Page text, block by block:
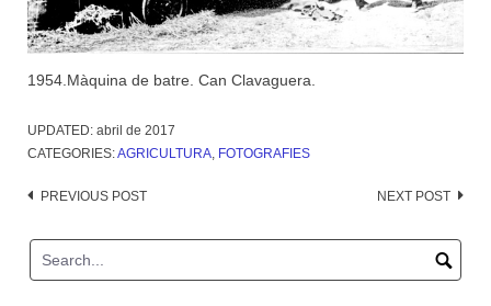
1954.Màquina de batre. Can Clavaguera.
UPDATED: abril de 2017
CATEGORIES:AGRICULTURA, FOTOGRAFIES
Post
PREVIOUS POST NEXT POST